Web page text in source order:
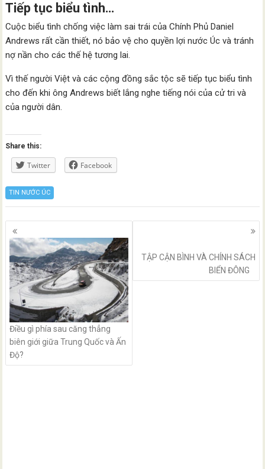
Tiếp tục biểu tình…
Cuộc biểu tình chống việc làm sai trái của Chính Phủ Daniel
Andrews rất cần thiết, nó bảo vệ cho quyền lợi nước Úc và tránh
nợ nần cho các thế hệ tương lai.
Vì thế người Việt và các cộng đồng sắc tộc sẽ tiếp tục biểu tình
cho đến khi ông Andrews biết lắng nghe tiếng nói của cử tri và
của người dân.
Share this:
Twitter Facebook
TIN NƯỚC ÚC
Posts
navigation
Điều gì phía sau căng thẳng
biên giới giữa Trung Quốc và Ấn
Độ?
TẬP CẬN BÌNH VÀ CHÍNH SÁCH
BIỂN ĐÔNG